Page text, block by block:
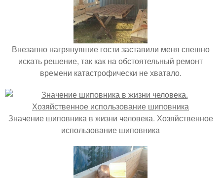
Внезапно нагрянувшие гости заставили меня спешно
искать решение, так как на обстоятельный ремонт
времени катастрофически не хватало.
Значение шиповника в жизни человека. Хозяйственное
использование шиповника